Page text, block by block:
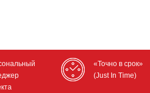
«Точно в срок»
(Just In Time)